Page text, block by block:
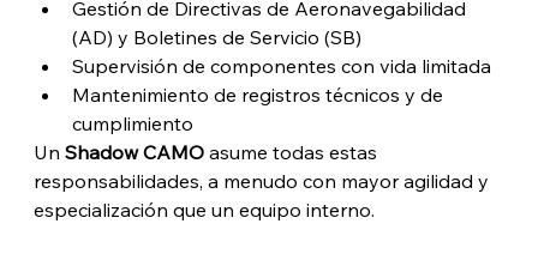
Gestión de Directivas de Aeronavegabilidad
(AD) y Boletines de Servicio (SB)
Supervisión de componentes con vida limitada
Mantenimiento de registros técnicos y de
cumplimiento
Un Shadow CAMO asume todas estas
responsabilidades, a menudo con mayor agilidad y
especialización que un equipo interno.